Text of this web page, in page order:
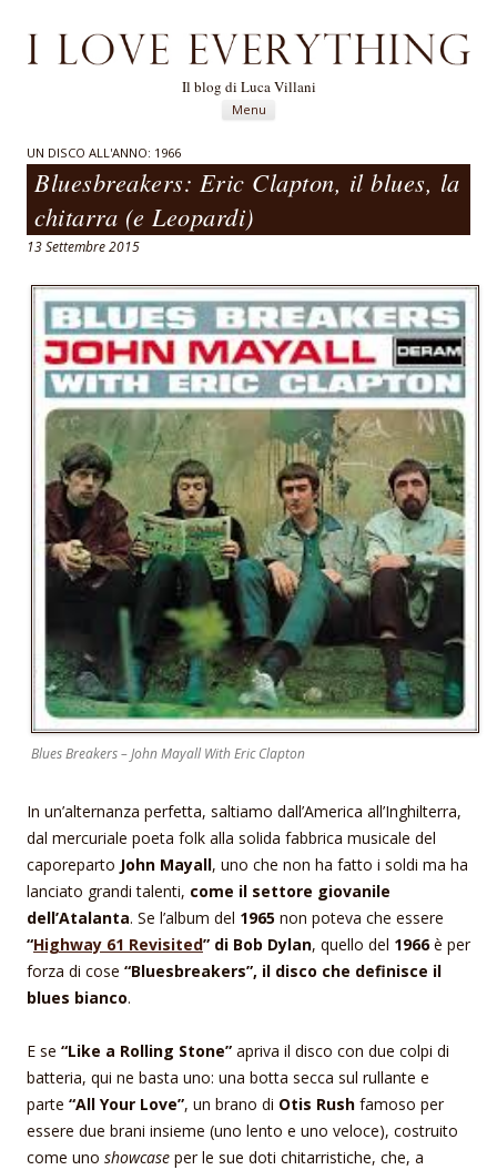
Il blog di Luca Villani
Menu
UN DISCO ALL'ANNO: 1966
Bluesbreakers: Eric Clapton, il blues, la
chitarra (e Leopardi)
13 Settembre 2015
Blues Breakers – John Mayall With Eric Clapton
In un’alternanza perfetta, saltiamo dall’America all’Inghilterra,
dal mercuriale poeta folk alla solida fabbrica musicale del
caporeparto John Mayall, uno che non ha fatto i soldi ma ha
lanciato grandi talenti, come il settore giovanile
dell’Atalanta. Se l’album del 1965 non poteva che essere
“Highway 61 Revisited” di Bob Dylan, quello del 1966è per
forza di cose “Bluesbreakers”, il disco che definisce il
blues bianco.
E se “Like a Rolling Stone” apriva il disco con due colpi di
batteria, qui ne basta uno: una botta secca sul rullante e
parte “All Your Love”, un brano di Otis Rush famoso per
essere due brani insieme (uno lento e uno veloce), costruito
come uno showcase per le sue doti chitarristiche, che, a